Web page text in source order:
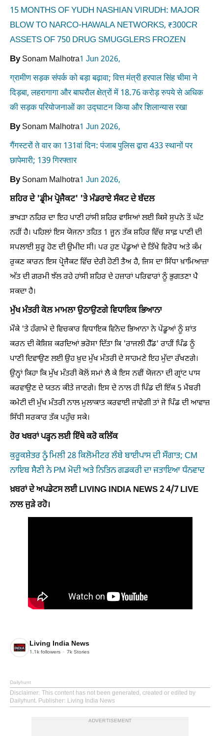
15 MONTHS OF YUDH NASHIAN VIRUDH: MAJOR
BLOW TO NARCO-HAWALA NETWORKS, ₹300CR
ASSETS OF 750 DRUG SMUGGLERS FROZEN
BySonam Malhotra1 Jun 2026,
ग्रामीण सड़क संपर्क को बड़ा बढ़ावा; वित्त मंत्री हरपाल सिंह चीमा ने
दिड़बा, लहरागागा और बाघरौल क्षेत्रों में 18.76 करोड़ रुपये से अधिक
की सड़क परियोजनाओं का उद्घाटन किया और शिलान्यास रखा
BySonam Malhotra1 Jun 2026,
गैंगस्टरों ते वार का 131वां दिन: पंजाब पुलिस द्वारा 433 स्थानों पर
छापेमारी; 139 गिरफ्तार
BySonam Malhotra1 Jun 2026,
ਸ਼ਹਿਰ ਦੇ 'ਡ੍ਰੀਮ ਪ੍ਰੋਜੈਕਟ' 'ਤੇ ਮੰਡਰਾਏ ਸੰਕਟ ਦੇ ਬੱਦਲ
ਭਾਖੜਾ ਨਹਿਰ ਦਾ ਇਹ ਪਾਣੀ ਹਾਂਸੀ ਸ਼ਹਿਰ ਵਾਸਿਆਂ ਲਈ ਕਿਸੇ ਸੁਪਨੇ ਤੋਂ ਘੱਟ
ਨਹੀਂ ਹੈ। ਪਹਿਲਾਂ ਇਸ ਯੋਜਨਾ ਤਹਿਤ 1 ਜੂਨ ਤੱਕ ਸ਼ਹਿਰ ਵਿੱਚ ਸਾਫ਼ ਪਾਣੀ ਦੀ
ਸਪਲਾਈ ਸ਼ੁਰੂ ਹੋਣ ਦੀ ਉਮੀਦ ਸੀ। ਪਰ ਹੁਣ ਪੇਂਡੂਆਂ ਦੇ ਤਿੱਖੇ ਵਿਰੋਧ ਅਤੇ ਕੰਮ
ਰੁਕਣ ਕਾਰਨ ਇਸ ਪ੍ਰੋਜੈਕਟ ਵਿੱਚ ਦੇਰੀ ਹੋਣੀ ਤੈਅ ਹੈ, ਜਿਸ ਦਾ ਸਿੱਧਾ ਖ਼ਾਮਿਆਜ਼ਾ
ਅੱਤ ਦੀ ਗਰਮੀ ਝੱਲ ਰਹੇ ਹਾਂਸੀ ਸ਼ਹਿਰ ਦੇ ਹਜ਼ਾਰਾਂ ਪਰਿਵਾਰਾਂ ਨੂੰ ਭੁਗਤਣਾ ਪੈ
ਸਕਦਾ ਹੈ।
ਮੁੱਖ ਮੰਤਰੀ ਕੋਲ ਮਾਮਲਾ ਉਠਾਉਣਗੇ ਵਿਧਾਇਕ ਭਿਆਨਾ
ਮੌਕੇ 'ਤੇ ਹੰਗਾਮੇ ਦੇ ਵਿਚਕਾਰ ਵਿਧਾਇਕ ਵਿਨੋਦ ਭਿਆਨਾ ਨੇ ਪੇਂਡੂਆਂ ਨੂੰ ਸ਼ਾਂਤ
ਕਰਨ ਦੀ ਕੋਸ਼ਿਸ਼ ਕਰਦਿਆਂ ਭਰੋਸਾ ਦਿੱਤਾ ਕਿ 'ਰਾਜਲੀ ਹੈੱਡ' ਰਾਹੀਂ ਪਿੰਡ ਨੂੰ
ਪਾਣੀ ਦਿਵਾਉਣ ਲਈ ਉਹ ਖ਼ੁਦ ਮੁੱਖ ਮੰਤਰੀ ਦੇ ਸਾਹਮਣੇ ਇਹ ਮੁੱਦਾ ਰੱਖਣਗੇ।
ਉਨ੍ਹਾਂ ਕਿਹਾ ਕਿ ਮੁੱਖ ਮੰਤਰੀ ਕੋਲੋਂ ਸਮਾਂ ਲੈ ਕੇ ਇਸ ਨਵੀਂ ਯੋਜਨਾ ਦੀ ਗ੍ਰਾਂਟ ਪਾਸ
ਕਰਵਾਉਣ ਦੇ ਯਤਨ ਕੀਤੇ ਜਾਣਗੇ। ਇਸ ਦੇ ਨਾਲ ਹੀ ਪਿੰਡ ਦੀ ਇੱਕ 5 ਮੈਂਬਰੀ
ਕਮੇਟੀ ਦੀ ਮੁੱਖ ਮੰਤਰੀ ਨਾਲ ਮੁਲਾਕਾਤ ਕਰਵਾਈ ਜਾਵੇਗੀ ਤਾਂ ਜੋ ਪਿੰਡ ਦੀ ਆਵਾਜ਼
ਸਿੱਧੀ ਸਰਕਾਰ ਤੱਕ ਪਹੁੰਚ ਸਕੇ।
ਹੋਰ ਖਬਰਾਂ ਪੜ੍ਹਨ ਲਈ ਇੱਥੇ ਕਰੋ ਕਲਿੱਕ
ਕੁਰੂਕਸ਼ੇਤਰ ਨੂੰ ਮਿਲੀ 28 ਕਿਲੋਮੀਟਰ ਲੰਬੇ ਬਾਈਪਾਸ ਦੀ ਸੌਗਾਤ; CM
ਨਾਇਬ ਸੈਣੀ ਨੇ PM ਮੋਦੀ ਅਤੇ ਨਿਤਿਨ ਗਡਕਰੀ ਦਾ ਜਤਾਇਆ ਧੰਨਵਾਦ
ਖ਼ਬਰਾਂ ਦੇ ਅਪਡੇਟਸ ਲਈ LIVING INDIA NEWS 2 4/7 LIVE
ਨਾਲ ਜੁੜੇ ਰਹੋ।
Living India News
1.1k followers 7k Stories
Dailyhunt
Disclaimer: This content has not been generated, created or edited by
Dailyhunt. Publisher: Living India News
ADVERTISEMENT